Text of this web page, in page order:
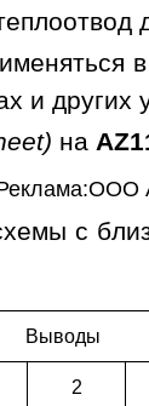
и других
на
с
Выводы
2